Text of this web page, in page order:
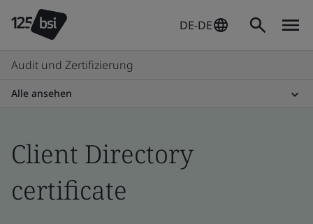
DE-DE
Audit und Zertifizierung
Alle ansehen
Client Directory
certificate